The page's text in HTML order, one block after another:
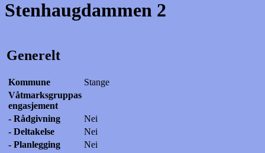
Stenhaugdammen 2
Generelt
Kommune
Stange
Våtmarksgruppas
engasjement
- Rådgivning
Nei
- Deltakelse
Nei
- Planlegging
Nei